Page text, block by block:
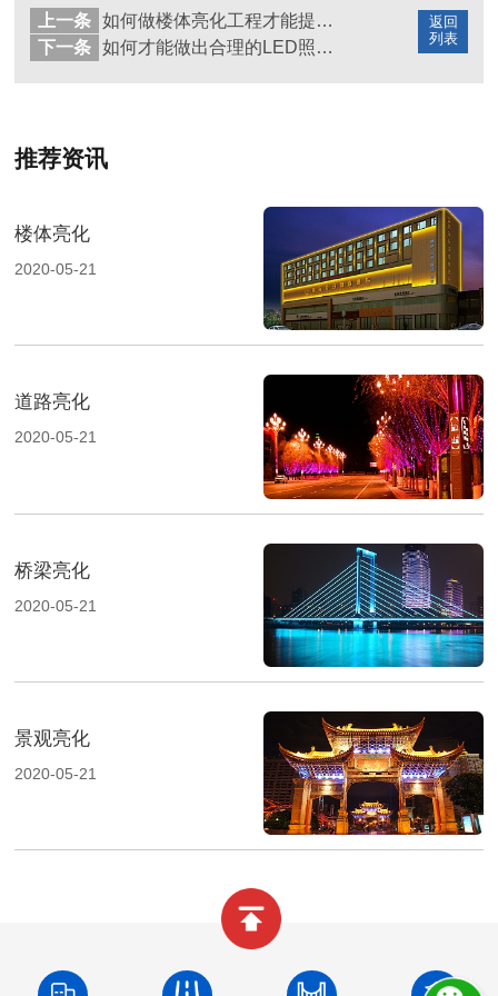
返回
列表
上一条
如何做楼体亮化工程才能提高交付率？
下一条
如何才能做出合理的LED照明工程方案？
推荐资讯
楼体亮化
2020-05-21
道路亮化
2020-05-21
桥梁亮化
2020-05-21
景观亮化
2020-05-21